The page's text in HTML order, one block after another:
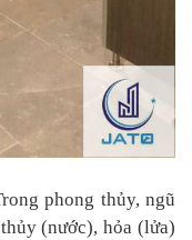
phong thủy, ngũ
(nước), hỏa (lửa)